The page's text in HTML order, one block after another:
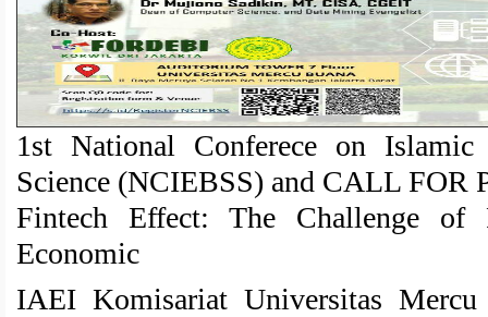
1st National Conferece on
Science (NCIEBSS) and CALL FOR
Fintech Effect: The Challenge
Economic
IAEI Komisariat Universitas Mercu